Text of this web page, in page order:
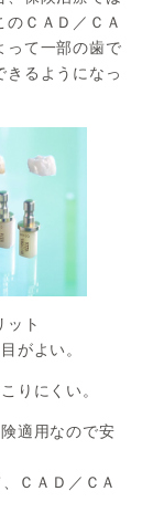
ＣＡＤ／ＣＡ
って一部の歯で
きるようになっ
ット
がよい。
りにくい。
適用なので安
ＣＡＤ／ＣＡ